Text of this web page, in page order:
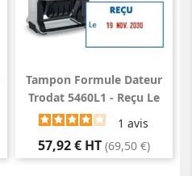
Tampon Formule Dateur
Trodat 5460L1 - Reçu Le
1avis
Prix
57,92 € HT (69,50 €)